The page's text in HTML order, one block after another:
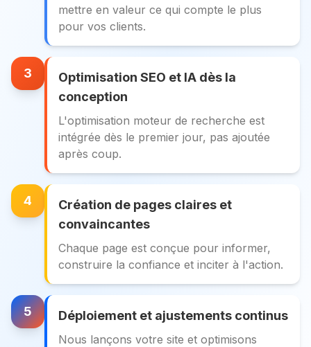
mettre en valeur ce qui compte le plus
pour vos clients.
3
Optimisation SEO et IA dès la
conception
L'optimisation moteur de recherche est
intégrée dès le premier jour, pas ajoutée
après coup.
4
Création de pages claires et
convaincantes
Chaque page est conçue pour informer,
construire la confiance et inciter à l'action.
5 Déploiement et ajustements continus
Nous lançons votre site et optimisons